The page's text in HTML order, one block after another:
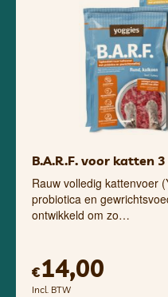
B.A.R.F. voor katten
Rauw volledig kattenvoer
probiotica en
ontwikkeld om zo…
€14,00
Incl. BTW